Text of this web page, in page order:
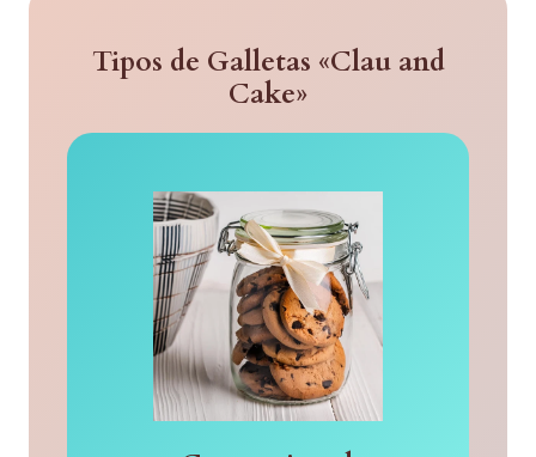
Tipos de Galletas «Clau and
Cake»